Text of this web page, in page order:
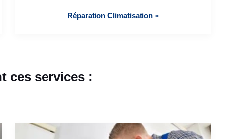
Réparation Climatisation »
ces services :